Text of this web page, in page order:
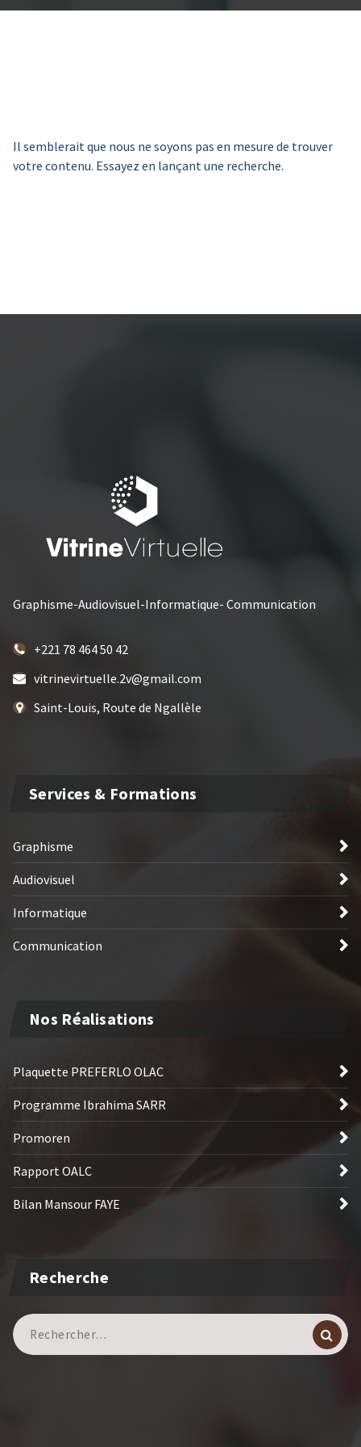
Il semblerait que nous ne soyons pas en mesure de trouver
votre contenu. Essayez en lançant une recherche.
Graphisme-Audiovisuel-Informatique- Communication
+221 78 464 50 42
vitrinevirtuelle.2v@gmail.com
Saint-Louis, Route de Ngallèle
Services & Formations
Graphisme
Audiovisuel
Informatique
Communication
Nos Réalisations
Plaquette PREFERLO OLAC
Programme Ibrahima SARR
Promoren
Rapport OALC
Bilan Mansour FAYE
Recherche
Recherche
pour :